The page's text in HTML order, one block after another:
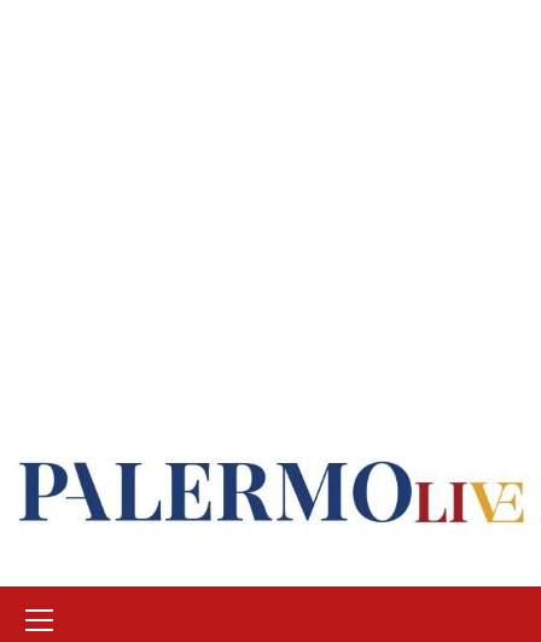
principale